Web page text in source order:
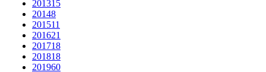
201315
20148
201511
201621
201718
201818
201960